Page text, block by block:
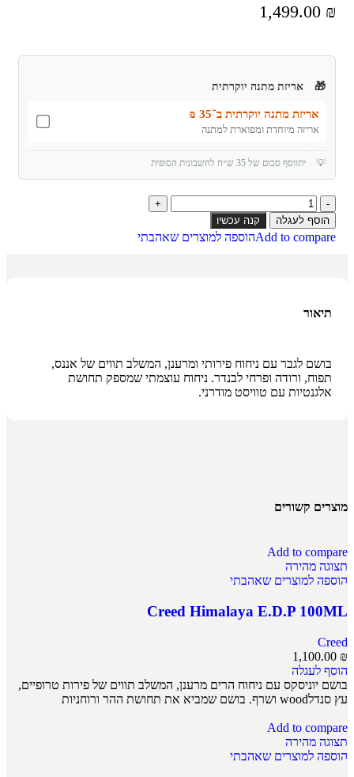
1,499.00 ₪
🎁 אריזת מתנה יוקרתית
אריזת מתנה יוקרתית ב־35 ₪
אריזה מיוחדת ומפוארת למתנה
💡 יתווסף סכום של 35 ש״ח לחשבונית הסופית
הוסף לעגלה קנה עכשיו
Add to compareהוספה למוצרים שאהבתי
תיאור
בושם לגבר עם ניחוח פירותי ומרענן, המשלב תווים של אננס,
תפוח, ורודה ופרחי לבנדר. ניחוח עוצמתי שמספק תחושת
אלגנטיות עם טוויסט מודרני.
מוצרים קשורים
Add to compare
תצוגה מהירה
הוספה למוצרים שאהבתי
Creed Himalaya E.D.P 100ML
Creed
1,100.00 ₪
הוסף לעגלה
בושם יוניסקס עם ניחוח הרים מרענן, המשלב תווים של פירות טרופיים,
עץ סנדלwood ושרף. בושם שמביא את תחושת ההר ורוחניות
Add to compare
תצוגה מהירה
הוספה למוצרים שאהבתי